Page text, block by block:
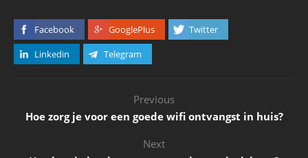
Facebook GooglePlus
Twitter
Linkedin
Telegram
Previous
Hoe zorg je voor een goede wifi ontvangst in huis?
Next